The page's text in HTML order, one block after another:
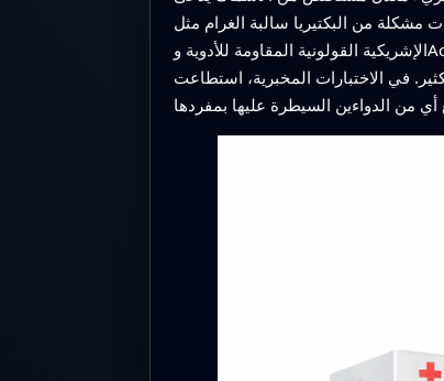
مشكلة من البكتيريا سالبة الغرام مثل
الإشريكية القولونية المقاومة للأدوية وAcinetobacter baumannii، وجدوا أن إضافة ربع الجرعة الدنيا من TP2‑5 اللازمة لكبح النمو سمحت لعدة مضادات حيوية، بما في
في الاختبارات المخبرية، استطاعت